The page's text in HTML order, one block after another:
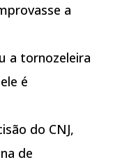
a
a tornozeleira
é
do CNJ,
de